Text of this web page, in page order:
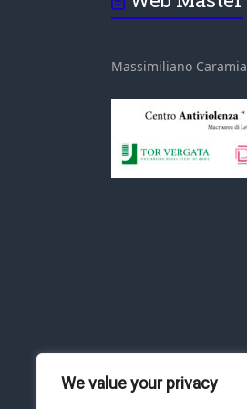
We value your privacy
Massimiliano Caramia